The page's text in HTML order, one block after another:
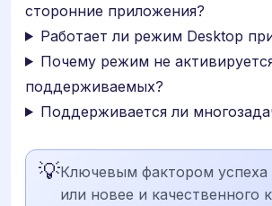
сторонние приложения?
Работает ли режим Desktop
Почему режим не
поддерживаемых?
Поддерживается ли
💡Ключевым фактором успеха
или новее и качественного